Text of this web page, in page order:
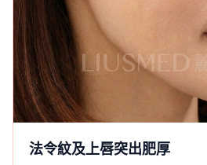
法令紋及上唇突出肥厚